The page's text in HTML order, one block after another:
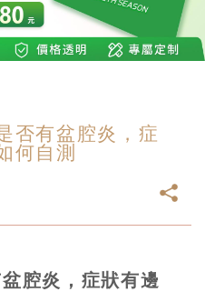
否有盆腔炎，症
何自測
腔炎，症狀有邊